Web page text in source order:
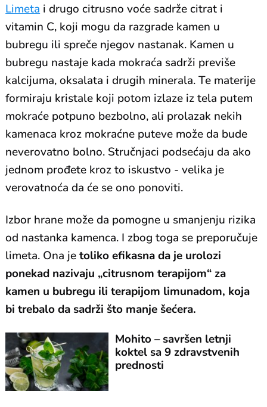
Limeta i drugo citrusno voće sadrže citrat i
vitamin C, koji mogu da razgrade kamen u
bubregu ili spreče njegov nastanak. Kamen u
bubregu nastaje kada mokraća sadrži previše
kalcijuma, oksalata i drugih minerala. Te materije
formiraju kristale koji potom izlaze iz tela putem
mokraće potpuno bezbolno, ali prolazak nekih
kamenaca kroz mokraćne puteve može da bude
neverovatno bolno. Stručnjaci podsećaju da ako
jednom prođete kroz to iskustvo - velika je
verovatnoća da će se ono ponoviti.
Izbor hrane može da pomogne u smanjenju rizika
od nastanka kamenca. I zbog toga se preporučuje
limeta. Ona jetoliko efikasna da je urolozi
ponekad nazivaju „citrusnom terapijom“ za
kamen u bubregu ili terapijom limunadom, koja
bi trebalo da sadrži što manje šećera.
Mohito – savršen letnji
koktel sa 9 zdravstvenih
prednosti